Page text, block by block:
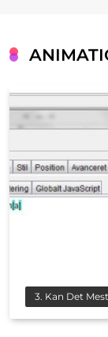
3. Kan Det